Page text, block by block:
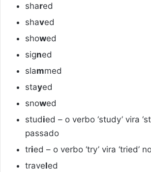
shared
shaved
showed
signed
slammed
stayed
snowed
studied – o verbo ‘study’ vira
passado
tried – o verbo ‘try’ vira ‘tried’
traveled